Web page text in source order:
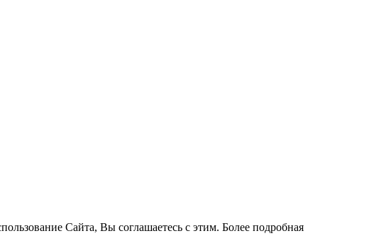
Сайта, Вы соглашаетесь с этим. Более подробная